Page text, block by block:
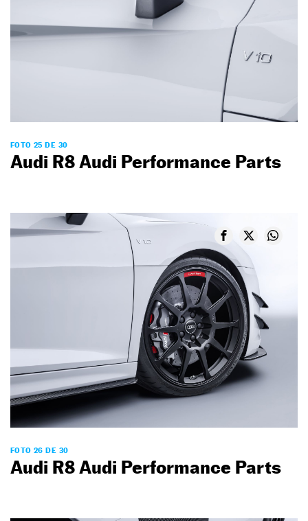
FOTO 25 DE 30
Audi R8 Audi Performance Parts
FOTO 26 DE 30
Audi R8 Audi Performance Parts